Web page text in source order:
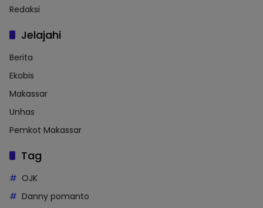
Redaksi
Jelajahi
Berita
Ekobis
Makassar
Unhas
Pemkot Makassar
Tag
OJK
Danny pomanto